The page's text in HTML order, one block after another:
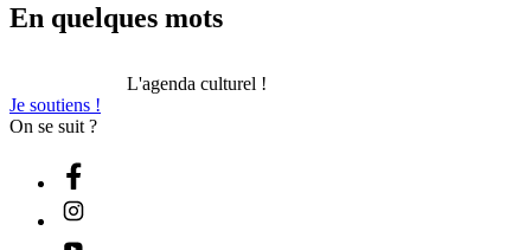
En quelques mots
L'agenda culturel !
Je soutiens !
On se suit ?